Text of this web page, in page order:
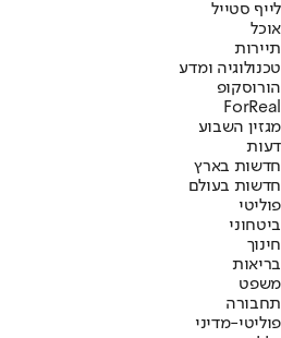
לייף סטייל
אוכל
תיירות
טכנולוגיה ומדע
הורוסקופ
ForReal
מגזין השבוע
דעות
חדשות בארץ
חדשות בעולם
פוליטי
ביטחוני
חינוך
בריאות
משפט
תחבורה
פוליטי-מדיני